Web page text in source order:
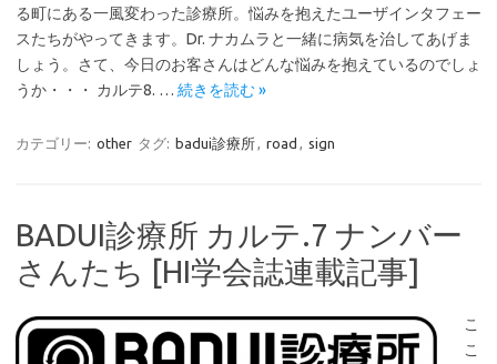
る町にある一風変わった診療所。悩みを抱えたユーザインタフェー
スたちがやってきます。Dr. ナカムラと一緒に病気を治してあげま
しょう。さて、今日のお客さんはどんな悩みを抱えているのでしょ
うか・・・ カルテ8. … 続きを読む »
カテゴリー: other タグ: badui診療所, road , sign
BADUI診療所 カルテ.7 ナンバー
さんたち [HI学会誌連載記事]
こ
こ